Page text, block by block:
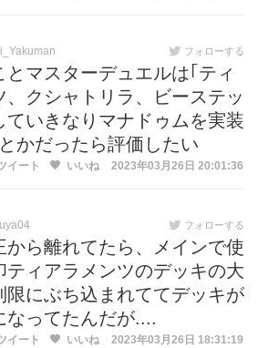
フォローする
とマスターデュエルは｢ティ
、クシャトリラ、ビーステッ
ていきなりマナドゥムを実装
かだったら評価したい
イート いいね 2023年03月26日 20:01:36
フォローする
から離れてたら、メインで使
ティアラメンツのデッキの大
限にぶち込まれててデッキが
なってたんだが....
イート いいね 2023年03月26日 18:31:19